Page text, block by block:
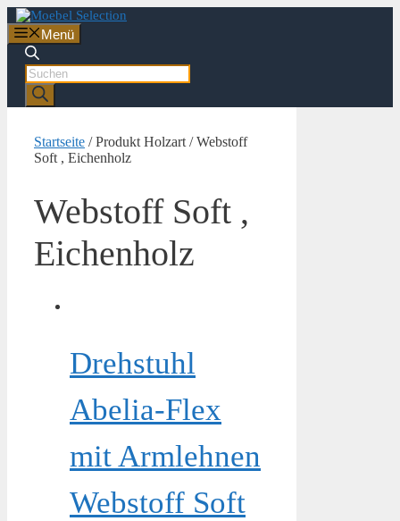
Zum
Inhalt
springen
Menü
Products
search
Startseite / Produkt Holzart / Webstoff
Soft , Eichenholz
Webstoff Soft ,
Eichenholz
Drehstuhl
Abelia-Flex
mit Armlehnen
Webstoff Soft